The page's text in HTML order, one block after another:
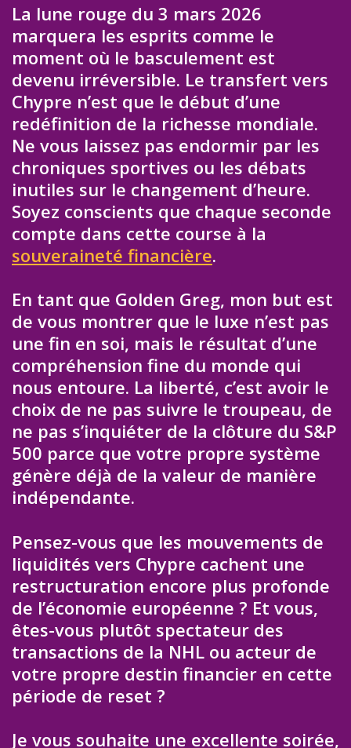
La lune rouge du 3 mars 2026
marquera les esprits comme le
moment où le basculement est
devenu irréversible. Le transfert vers
Chypre n’est que le début d’une
redéfinition de la richesse mondiale.
Ne vous laissez pas endormir par les
chroniques sportives ou les débats
inutiles sur le changement d’heure.
Soyez conscients que chaque seconde
compte dans cette course à la
souveraineté financière.
En tant que Golden Greg, mon but est
de vous montrer que le luxe n’est pas
une fin en soi, mais le résultat d’une
compréhension fine du monde qui
nous entoure. La liberté, c’est avoir le
choix de ne pas suivre le troupeau, de
ne pas s’inquiéter de la clôture du S&P
500 parce que votre propre système
génère déjà de la valeur de manière
indépendante.
Pensez-vous que les mouvements de
liquidités vers Chypre cachent une
restructuration encore plus profonde
de l’économie européenne ? Et vous,
êtes-vous plutôt spectateur des
transactions de la NHL ou acteur de
votre propre destin financier en cette
période de reset ?
Je vous souhaite une excellente soirée,